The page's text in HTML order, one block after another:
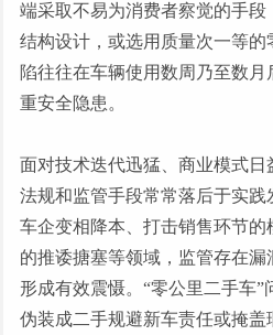
端采取不易为消费者察觉的手
结构设计，或选用质量次一等
陷往往在车辆使用数周乃至数
重安全隐患。
面对技术迭代迅猛、商业模式
法规和监管手段常常落后于实
车企变相降本、打击销售环节
的推诿搪塞等领域，监管存在
形成有效震慑。 “零公里二手车”
伪装成二手规避新车责任或掩盖